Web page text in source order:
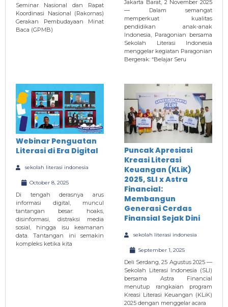
Seminar Nasional dan Rapat
Koordinasi Nasional (Rakornas)
Gerakan Pembudayaan Minat
Baca (GPMB)
Jakarta Barat, 2 November 2025
— Dalam semangat
memperkuat kualitas
pendidikan anak-anak
Indonesia, Paragonian bersama
Sekolah Literasi Indonesia
menggelar kegiatan Paragonian
Bergerak: “Belajar Seru
Webinar Penguatan
Literasi di Era Digital
sekolah literasi indonesia
October 8, 2025
Di tengah derasnya arus
informasi digital, muncul
tantangan besar: hoaks,
disinformasi, distraksi media
sosial, hingga isu keamanan
data. Tantangan ini semakin
kompleks ketika kita
Puncak Apresiasi
Kreasi Literasi
Keuangan (KLiK)
2025, SLI x Astra
Financial:
Membangun
Generasi Cerdas
Finansial Sejak Dini
sekolah literasi indonesia
September 1, 2025
Deli Serdang, 25 Agustus 2025 —
Sekolah Literasi Indonesia (SLI)
bersama Astra Financial
menutup rangkaian program
Kreasi Literasi Keuangan (KLiK)
2025 dengan menggelar acara